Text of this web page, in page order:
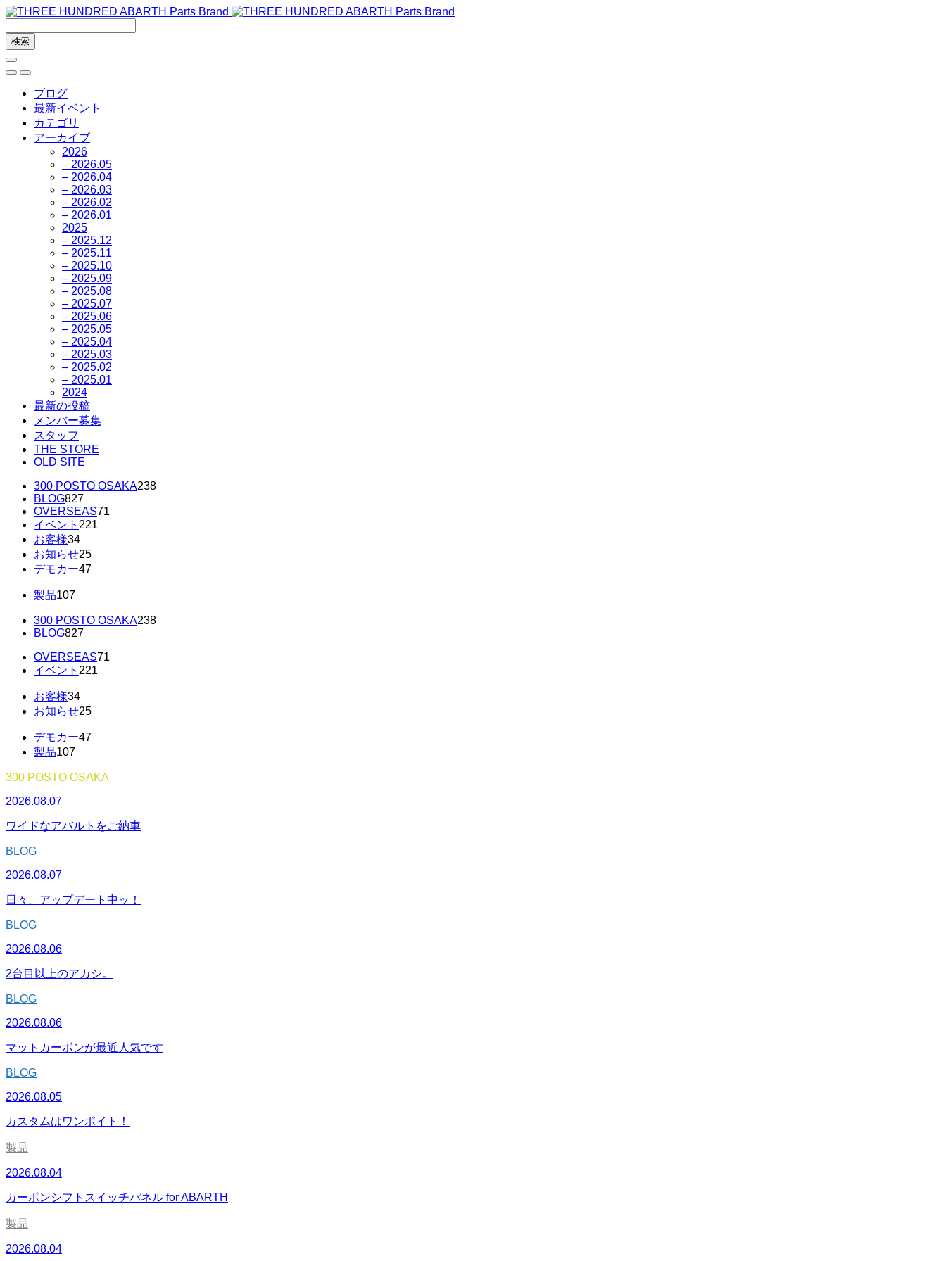
ブログ
最新イベント
カテゴリ
アーカイブ
2026
– 2026.05
– 2026.04
– 2026.03
– 2026.02
– 2026.01
2025
– 2025.12
– 2025.11
– 2025.10
– 2025.09
– 2025.08
– 2025.07
– 2025.06
– 2025.05
– 2025.04
– 2025.03
– 2025.02
– 2025.01
2024
最新の投稿
メンバー募集
スタッフ
THE STORE
OLD SITE
300 POSTO OSAKA238
BLOG827
OVERSEAS71
イベント 221
お客様34
お知らせ25
デモカー47
製品107
300 POSTO OSAKA238
BLOG827
OVERSEAS71
イベント 221
お客様34
お知らせ25
デモカー47
製品107
300 POSTO OSAKA
2026.08.07
ワイドなアバルトをご納車
BLOG
2026.08.07
日々、アップデート中ッ！
BLOG
2026.08.06
2台目以上のアカシ。
BLOG
2026.08.06
マットカーボンが最近人気です
BLOG
2026.08.05
カスタムはワンポイト！
製品
2026.08.04
カーボンシフトスイッチパネル for ABARTH
製品
2026.08.04